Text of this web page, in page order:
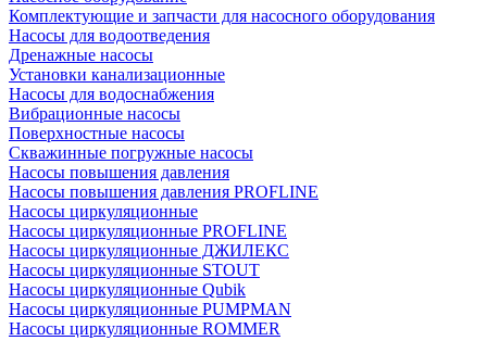
Комплектующие и запчасти для насосного оборудования
Насосы для водоотведения
Дренажные насосы
Установки канализационные
Насосы для водоснабжения
Вибрационные насосы
Поверхностные насосы
Скважинные погружные насосы
Насосы повышения давления
Насосы повышения давления PROFLINE
Насосы циркуляционные
Насосы циркуляционные PROFLINE
Насосы циркуляционные ДЖИЛЕКС
Насосы циркуляционные STOUT
Насосы циркуляционные Qubik
Насосы циркуляционные PUMPMAN
Насосы циркуляционные ROMMER